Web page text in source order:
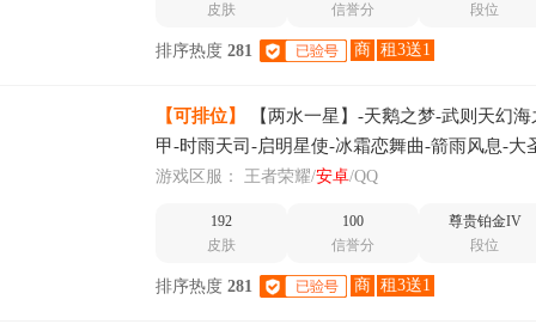
皮肤
信誉分
段位
排序热度 281 商 租3送1
【可排位】
【两水一星】-天鹅之梦-武则天幻
甲-时雨天司-启明星使-冰霜恋舞曲-箭雨风息-大
游戏区服： 王者荣耀/安卓/QQ
192
皮肤
100
信誉分
尊贵铂金IV
段位
排序热度 281 商 租3送1